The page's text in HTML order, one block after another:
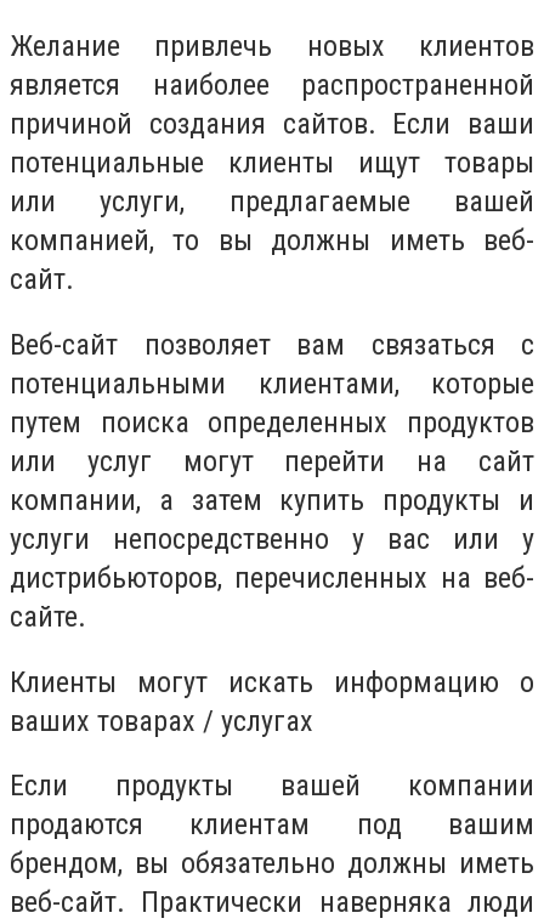
Желание привлечь новых клиентов
является наиболее распространенной
причиной создания сайтов. Если ваши
потенциальные клиенты ищут товары
или услуги, предлагаемые вашей
компанией, то вы должны иметь веб-
сайт.
Веб-сайт позволяет вам связаться с
потенциальными клиентами, которые
путем поиска определенных продуктов
или услуг могут перейти на сайт
компании, а затем купить продукты и
услуги непосредственно у вас или у
дистрибьюторов, перечисленных на веб-
сайте.
Клиенты могут искать информацию о
ваших товарах / услугах
Если продукты вашей компании
продаются клиентам под вашим
брендом, вы обязательно должны иметь
веб-сайт. Практически наверняка люди